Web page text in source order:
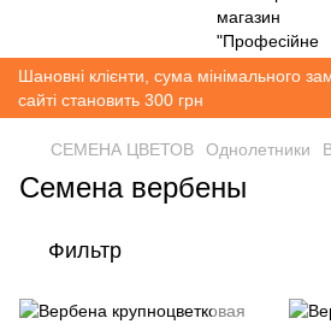
Шановні клієнти, сума мінімального
сайті становить 300 грн
СЕМЕНА ЦВЕТОВ Однолетники
Семена вербены
Фильтр